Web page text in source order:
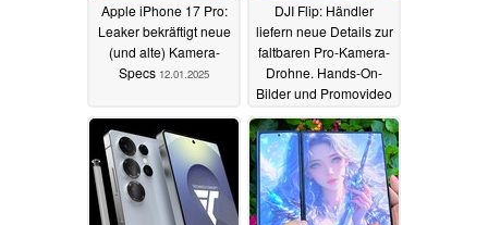
Apple iPhone 17 Pro:
Leaker bekräftigt neue
(und alte) Kamera-
Specs 12.01.2025
DJI Flip: Händler
liefern neue Details zur
faltbaren Pro-Kamera-
Drohne. Hands-On-
Bilder und Promovideo
12.01.2025